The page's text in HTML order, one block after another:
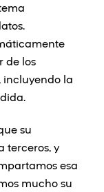
de los
incluyendo la
su
terceros, y
esa
mucho su